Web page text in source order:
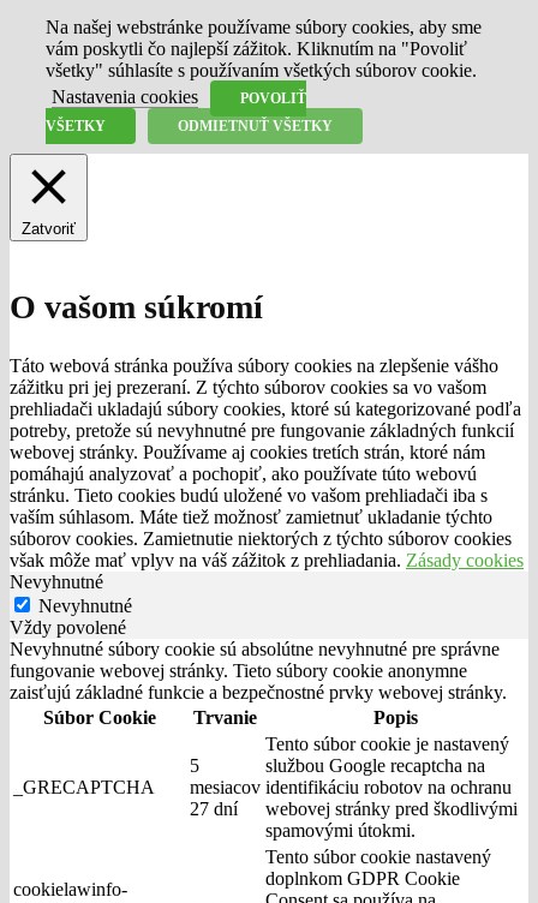
Na našej webstránke používame súbory cookies, aby sme
vám poskytli čo najlepší zážitok. Kliknutím na "Povoliť
všetky" súhlasíte s používaním všetkých súborov cookie.
Nastavenia cookies
POVOLIŤ
VŠETKY
ODMIETNUŤ VŠETKY
Zatvoriť
O vašom súkromí
Táto webová stránka používa súbory cookies na zlepšenie vášho
zážitku pri jej prezeraní. Z týchto súborov cookies sa vo vašom
prehliadači ukladajú súbory cookies, ktoré sú kategorizované podľa
potreby, pretože sú nevyhnutné pre fungovanie základných funkcií
webovej stránky. Používame aj cookies tretích strán, ktoré nám
pomáhajú analyzovať a pochopiť, ako používate túto webovú
stránku. Tieto cookies budú uložené vo vašom prehliadači iba s
vaším súhlasom. Máte tiež možnosť zamietnuť ukladanie týchto
súborov cookies. Zamietnutie niektorých z týchto súborov cookies
však môže mať vplyv na váš zážitok z prehliadania. Zásady cookies
Nevyhnutné
Nevyhnutné
Vždy povolené
Nevyhnutné súbory cookie sú absolútne nevyhnutné pre správne
fungovanie webovej stránky. Tieto súbory cookie anonymne
zaisťujú základné funkcie a bezpečnostné prvky webovej stránky.
Súbor Cookie
Trvanie Popis
_GRECAPTCHA
5
mesiacov
27 dní
Tento súbor cookie je nastavený
službou Google recaptcha na
identifikáciu robotov na ochranu
webovej stránky pred škodlivými
spamovými útokmi.
cookielawinfo-
Tento súbor cookie nastavený
doplnkom GDPR Cookie